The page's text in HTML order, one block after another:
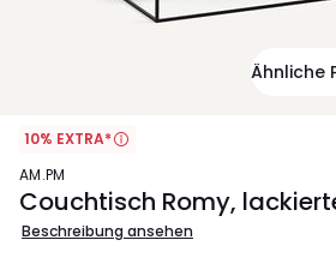
Ähnliche
10% EXTRA*
AM.PM
Couchtisch Romy,
Beschreibung ansehen